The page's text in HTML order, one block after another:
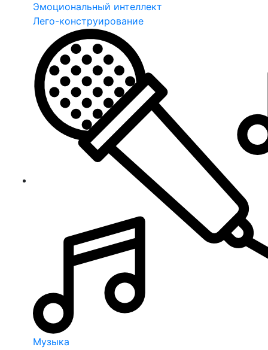
Эмоциональный интеллект
Лего-конструирование
Музыка